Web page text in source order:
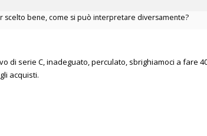
scelto bene, come si può interpretare diversamente?
di serie C, inadeguato, perculato, sbrighiamoci a fare
acquisti.